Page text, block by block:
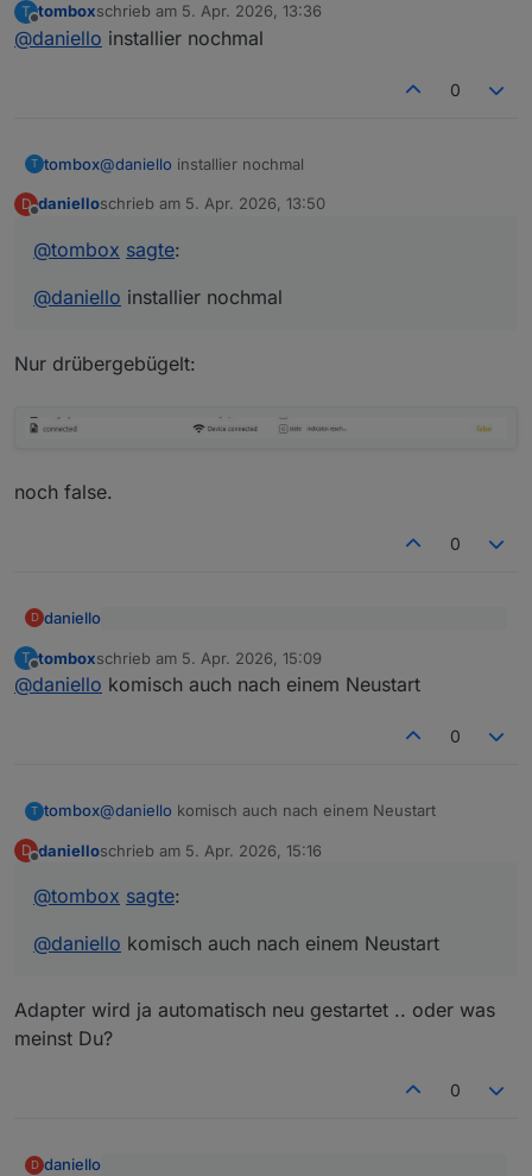
@danielloGitHub version hat das jetzt
Hmm .. zeigt bei beiden "false" an
T
Offline
tomboxschrieb am 5. Apr. 2026, 13:36
zuletzt editiert von
@daniello installier nochmal
0
T tombox@daniello installier nochmal
D danielloschrieb am 5. Apr. 2026, 13:50
zuletzt editiert von
@tombox sagte:
@daniello installier nochmal
Nur drübergebügelt:
noch false.
0
D daniello
@danielloinstallier nochmal
Nur drübergebügelt:
T
Offline
tomboxschrieb am 5. Apr. 2026, 15:09
zuletzt editiert von
@daniello komisch auch nach einem Neustart
0
T tombox@daniello komisch auch nach einem Neustart
D danielloschrieb am 5. Apr. 2026, 15:16
zuletzt editiert von
@tombox sagte:
@daniello komisch auch nach einem Neustart
Adapter wird ja automatisch neu gestartet .. oder was
meinst Du?
0
D daniello